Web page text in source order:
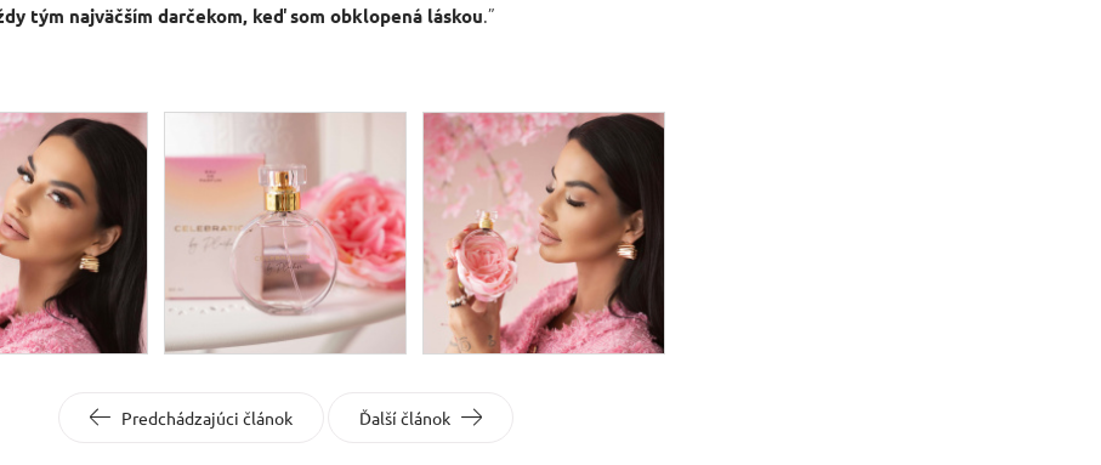
tým najväčším darčekom, keď som obklopená láskou.”
Predchádzajúci článok Ďalší článok